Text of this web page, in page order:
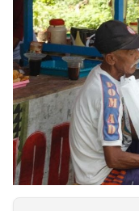
Partner
Insight
NTB
Suara
Time
Lens
IDN
Daily
Jogja
Jalan
Rakyat
Idealita
News
Kita
Notice
Dinamikapost.com
Radar
Baru
Seedbacklink
Follow
Kabarbaru